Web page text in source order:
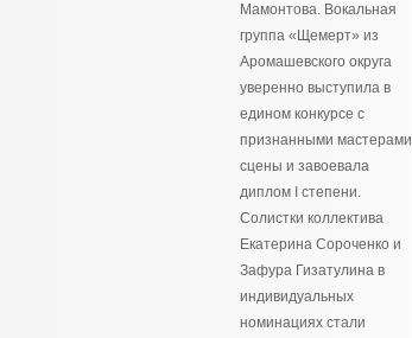
Мамонтова. Вокальная
группа «Щемерт» из
Аромашевского округа
уверенно выступила в
едином конкурсе с
признанными мастерами
сцены и завоевала
диплом I степени.
Солистки коллектива
Екатерина Сороченко и
Зафура Гизатулина в
индивидуальных
номинациях стали